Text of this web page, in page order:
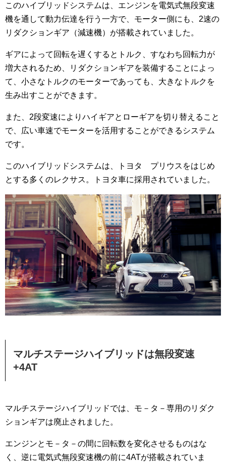
このハイブリッドシステムは、エンジンを電気式無段変速
機を通して動力伝達を行う一方で、モーター側にも、2速の
リダクションギア（減速機）が搭載されていました。
ギアによって回転を遅くするとトルク、すなわち回転力が
増大されるため、リダクションギアを装備することによっ
て、小さなトルクのモーターであっても、大きなトルクを
生み出すことができます。
また、2段変速によりハイギアとローギアを切り替えること
で、広い車速でモーターを活用することができるシステム
です。
このハイブリッドシステムは、トヨタ プリウスをはじめ
とする多くのレクサス。トヨタ車に採用されていました。
マルチステージハイブリッドは無段変速
+4AT
マルチステージハイブリッドでは、モ－タ－専用のリダク
ションギアは廃止されました。
エンジンとモ－タ－の間に回転数を変化させるものはな
く、逆に電気式無段変速機の前に4ATが搭載されていま